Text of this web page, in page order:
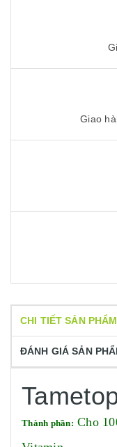
Giao
CHI TIẾT SẢN PHẨM
ĐÁNH GIÁ SẢN
Thành phần: Cho